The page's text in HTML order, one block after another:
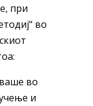
при
во
во
и